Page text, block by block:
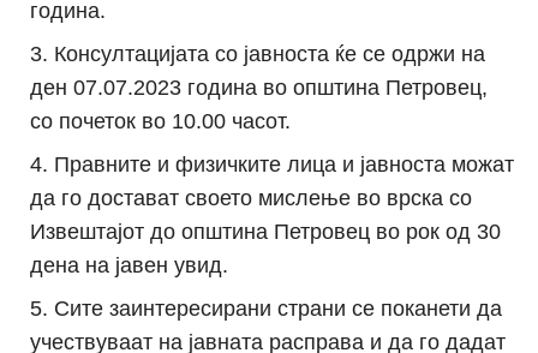
година.
Консултaцијата со јавноста ќе се одржи на
ден 07.07.2023 година во општина Петровец,
со почеток во 10.00 часот.
Правните и физичките лица и јавноста можат
да го достават своето мислење во врска со
Извештајот до општина Петровец во рок од 30
дена на јавен увид.
Сите заинтересирани страни се поканети да
учествуваат на јавната расправа и да го дадат